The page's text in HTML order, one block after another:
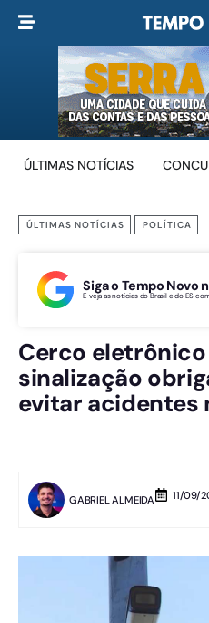
ÚLTIMAS NOTÍCIAS
ÚLTIMAS NOTÍCIAS POLÍTICA
Siga o Tempo Novo
E veja as notícias do Brasil e do ES
Cerco
sinalização
evitar acidentes
GABRIEL ALMEIDA 11/09/